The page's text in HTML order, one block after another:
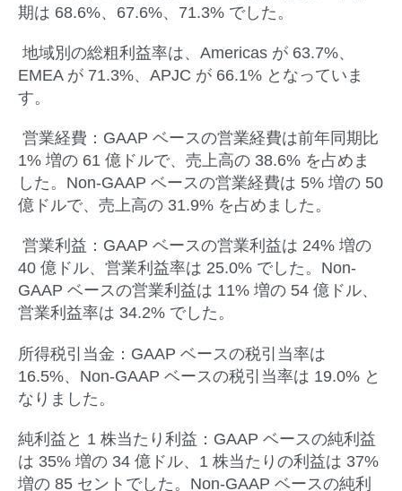
期は 68.6%、67.6%、71.3% でした。
地域別の総粗利益率は、Americas が 63.7%、
EMEA が 71.3%、APJC が 66.1% となっていま
す。
営業経費： GAAP ベースの営業経費は前年同期比
1% 増の 61 億ドルで、売上高の 38.6% を占めま
した。Non-GAAP ベースの営業経費は 5% 増の 50
億ドルで、売上高の 31.9% を占めました。
営業利益： GAAP ベースの営業利益は 24% 増の
40 億ドル、営業利益率は 25.0% でした。Non-
GAAP ベースの営業利益は 11% 増の 54 億ドル、
営業利益率は 34.2% でした。
所得税引当金： GAAP ベースの税引当率は
16.5%、Non-GAAP ベースの税引当率は 19.0% と
なりました。
純利益と 1 株当たり利益： GAAP ベースの純利益
は 35% 増の 34 億ドル、1 株当たりの利益は 37%
増の 85 セントでした。Non-GAAP ベースの純利